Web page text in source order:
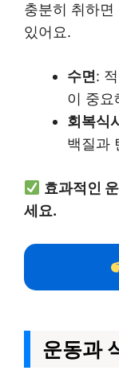
충분히 취하
있어요.
수면 :
이 중요
회복식
백질과
효과적인
세요.
운동과